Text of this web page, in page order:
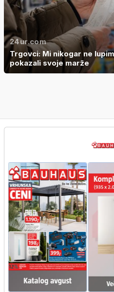
24ur.com
Trgovci: Mi nikogar ne
pokazali svoje marže